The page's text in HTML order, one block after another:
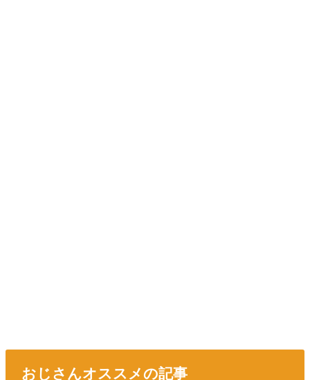
おじさんオススメの記事